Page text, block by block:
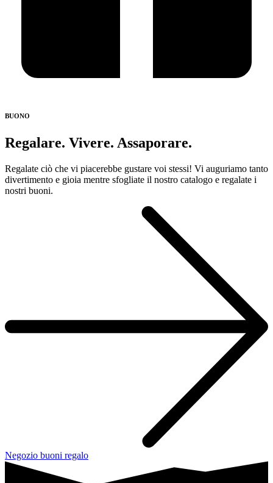
BUONO
Regalare. Vivere. Assaporare.
Regalate ciò che vi piacerebbe gustare voi stessi! Vi auguriamo tanto
divertimento e gioia mentre sfogliate il nostro catalogo e regalate i
nostri buoni.
Negozio buoni regalo